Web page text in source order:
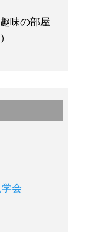
味の部屋
会